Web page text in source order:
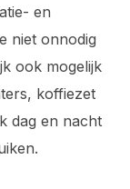
en
niet onnodig
ook mogelijk
koffiezet
dag en nacht